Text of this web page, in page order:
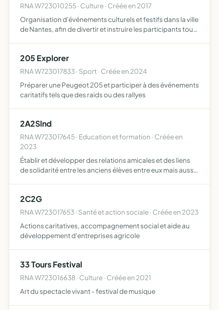
RNA W723010255 · Culture · Créée en 2017
Organisation d'événements culturels et festifs dans la ville
de Nantes, afin de divertir et instruire les participants tout
205 Explorer
RNA W723017833 · Sport · Créée en 2024
Préparer une Peugeot 205 et participer à des événements
caritatifs tels que des raids ou des rallyes
2A2Slnd
RNA W723017645 · Education et formation · Créée en
2023
Établir et développer des relations amicales et des liens
de solidarité entre les anciens élèves entre eux mais aussi
2C2G
RNA W723017653 · Santé et action sociale · Créée en 2023
Actions caritatives, accompagnement social et aide au
développement d'entreprises agricole
33 Tours Festival
RNA W723016638 · Culture · Créée en 2021
Art du spectacle vivant - festival de musique